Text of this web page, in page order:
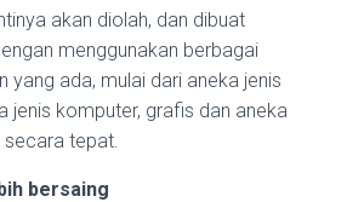
akan diolah, dan dibuat
menggunakan berbagai
yang ada, mulai dari aneka jenis
jenis komputer, grafis dan aneka
tepat.
bersaing